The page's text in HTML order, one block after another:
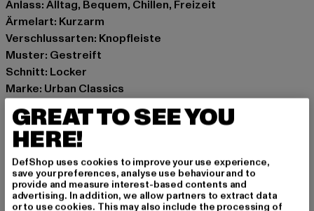
Anlass: Alltag, Bequem, Chillen, Freizeit
Ärmelart: Kurzarm
Verschlussarten: Knopfleiste
Muster: Gestreift
Schnitt: Locker
Marke: Urban Classics
Kat.: Hemden
Farbe: schwarz
Hersteller Farbe: black/offwhite
Materialzusammensetzung: 92% Polyester, 6% Viskose,
2% Elasthan
Art.Nr: TB7342-00851
GREAT TO SEE YOU
HERE!
DefShop uses cookies to improve your use experience,
save your preferences, analyse use behaviour and to
provide and measure interest-based contents and
advertising. In addition, we allow partners to extract data
or to use cookies. This may also include the processing of